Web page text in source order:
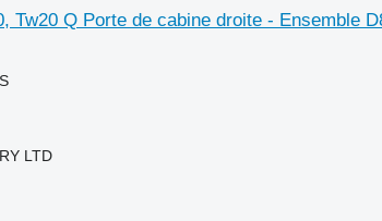
Tw20 Q Porte de cabine droite - Ensemble
LTD